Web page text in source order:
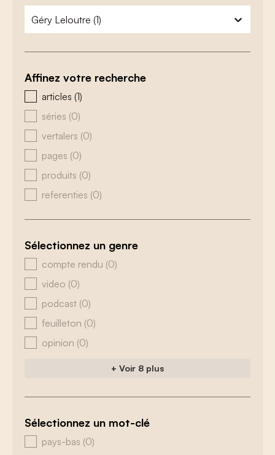
zoeken - auteurs
sélectionnez le contenu
Affinez votre recherche
zoeken - type
articles (1)
séries (0)
vertalers (0)
pages (0)
produits (0)
referenties (0)
Sélectionnez un genre
zoeken - genre
compte rendu (0)
video (0)
podcast (0)
feuilleton (0)
opinion (0)
+ Voir 8 plus
Sélectionnez un mot-clé
zoeken - tags
pays-bas (0)